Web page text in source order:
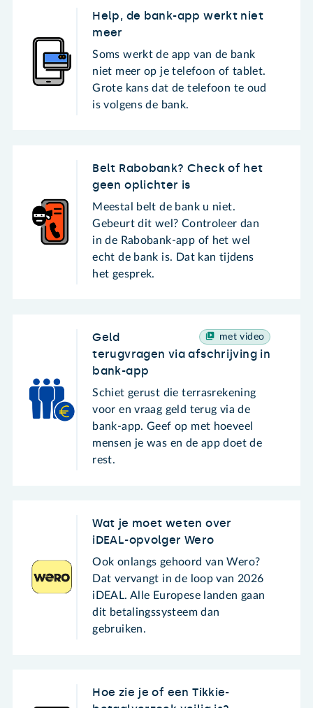
Help, de bank-app werkt niet
meer
Soms werkt de app van de bank
niet meer op je telefoon of tablet.
Grote kans dat de telefoon te oud
is volgens de bank.
Belt Rabobank? Check of het
geen oplichter is
Meestal belt de bank u niet.
Gebeurt dit wel? Controleer dan
in de Rabobank-app of het wel
echt de bank is. Dat kan tijdens
het gesprek.
met video
Geld
terugvragen via afschrijving in
bank-app
Schiet gerust die terrasrekening
voor en vraag geld terug via de
bank-app. Geef op met hoeveel
mensen je was en de app doet de
rest.
Wat je moet weten over
iDEAL-opvolger Wero
Ook onlangs gehoord van Wero?
Dat vervangt in de loop van 2026
iDEAL. Alle Europese landen gaan
dit betalingssysteem dan
gebruiken.
Hoe zie je of een Tikkie-